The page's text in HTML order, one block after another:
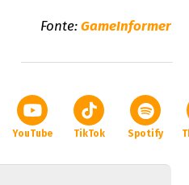
Fonte:GameInformer
YouTube TikTok Spotify